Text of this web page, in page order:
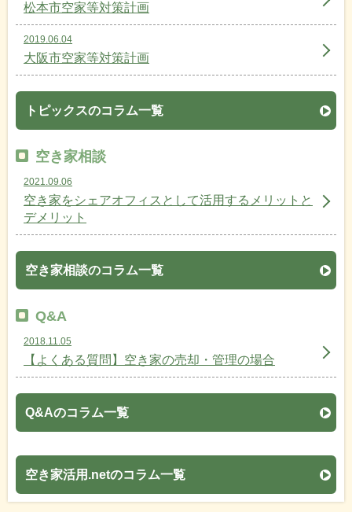
松本市空家等対策計画
2019.06.04
大阪市空家等対策計画
トピックスのコラム一覧
空き家相談
2021.09.06
空き家をシェアオフィスとして活用するメリットと
デメリット
空き家相談のコラム一覧
Q&A
2018.11.05
【よくある質問】空き家の売却・管理の場合
Q&Aのコラム一覧
空き家活用.netのコラム一覧